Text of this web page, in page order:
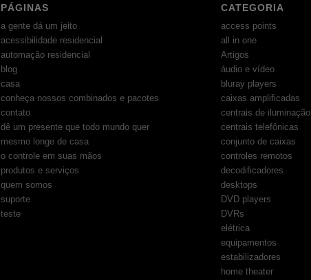
PÁGINAS
a gente dá um jeito
acessibilidade residencial
automação residencial
blog
casa
conheça nossos combinados e pacotes
contato
dê um presente que todo mundo quer
mesmo longe de casa
o controle em suas mãos
produtos e serviços
quem somos
suporte
teste
CATEGORIA
access points
all in one
Artigos
áudio e vídeo
bluray players
caixas amplificadas
centrais de iluminação
centrais telefônicas
conjunto de caixas
controles remotos
decodificadores
desktops
DVD players
DVRs
elétrica
equipamentos
estabilizadores
home theater